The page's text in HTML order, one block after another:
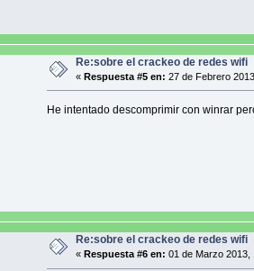
Re:sobre el crackeo de redes wifi
« Respuesta #5 en: 27 de Febrero
He intentado descomprimir con winrar
Re:sobre el crackeo de redes wifi
« Respuesta #6 en: 01 de Marzo 2013,